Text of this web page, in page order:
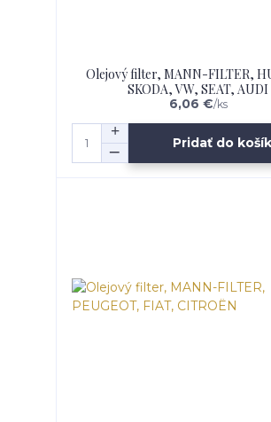
Olejový filter, MANN-FILTER,
SKODA, VW, SEAT, AUDI
6,06 €/ks
Pridať do